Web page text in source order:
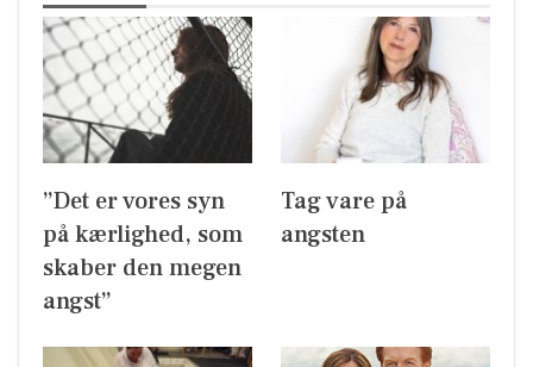
”Det er vores syn
på kærlighed, som
skaber den megen
angst”
Tag vare på
angsten